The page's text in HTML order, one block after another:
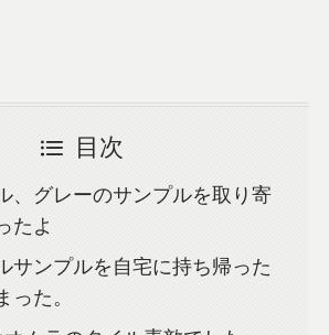
目次
、グレーのサンプルを取り寄
たよ
サンプルを自宅に持ち帰った
った。